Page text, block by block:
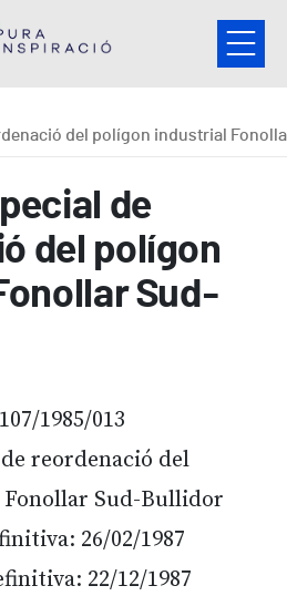
del polígon industrial Fonollar Sud-
de
del polígon
Sud-
1985/013
reordenació del
Sud-Bullidor
26/02/1987
22/12/1987